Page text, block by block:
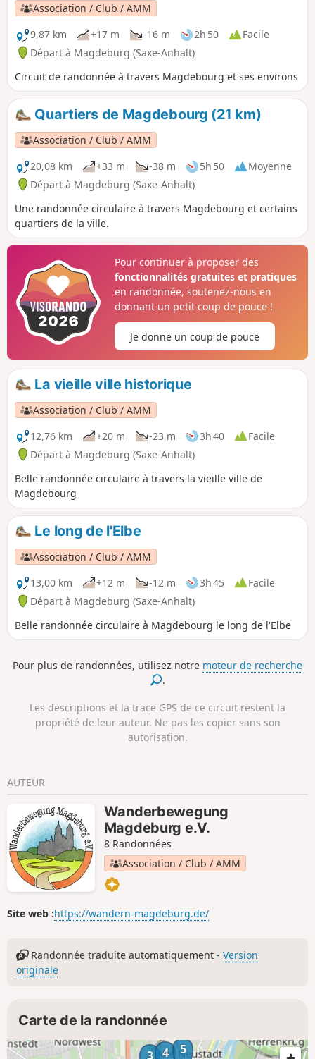
Association / Club / AMM
9,87 km
+17 m -16 m 2h 50
Facile
Départ à Magdeburg (Saxe-Anhalt)
Circuit de randonnée à travers Magdebourg et ses environs
Quartiers de Magdebourg (21 km)
Association / Club / AMM
20,08 km
+33 m -38 m 5h 50
Moyenne
Départ à Magdeburg (Saxe-Anhalt)
Une randonnée circulaire à travers Magdebourg et certains
quartiers de la ville.
Pour continuer à proposer des
fonctionnalités gratuites et pratiques
en randonnée, soutenez-nous en
donnant un petit coup de pouce !
Je donne un coup de pouce
La vieille ville historique
Association / Club / AMM
12,76 km
+20 m -23 m 3h 40
Facile
Départ à Magdeburg (Saxe-Anhalt)
Belle randonnée circulaire à travers la vieille ville de
Magdebourg
Le long de l'Elbe
Association / Club / AMM
13,00 km
+12 m -12 m 3h 45
Facile
Départ à Magdeburg (Saxe-Anhalt)
Belle randonnée circulaire à Magdebourg le long de l'Elbe
Pour plus de randonnées, utilisez notre moteur de recherche
.
Les descriptions et la trace GPS de ce circuit restent la
propriété de leur auteur. Ne pas les copier sans son
autorisation.
AUTEUR
Wanderbewegung
Magdeburg e.V.
8 Randonnées
Association / Club / AMM
Site web :https://wandern-magdeburg.de/
Randonnée traduite automatiquement -Version
originale
Carte de la randonnée
3 4 5